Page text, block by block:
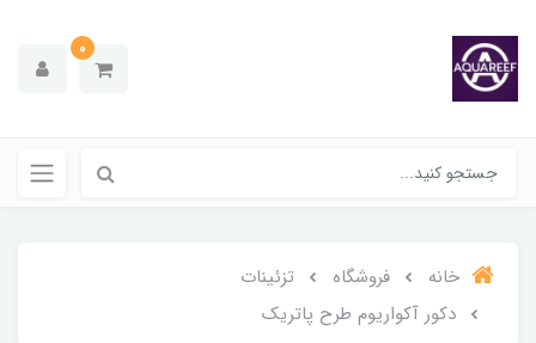
0
خانه فروشگاه
تزئینات
دکور آکواریوم طرح پاتریک